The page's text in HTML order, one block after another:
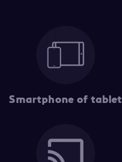
Smartphone of tablet